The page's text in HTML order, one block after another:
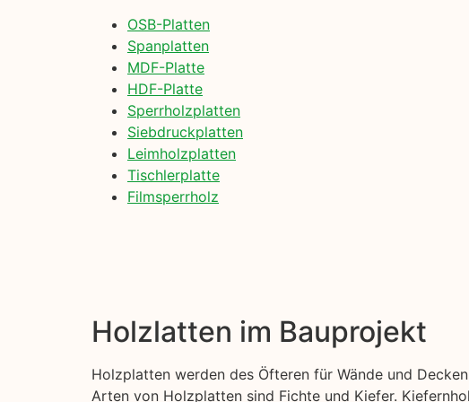
OSB-Platten
Spanplatten
MDF-Platte
HDF-Platte
Sperrholzplatten
Siebdruckplatten
Leimholzplatten
Tischlerplatte
Filmsperrholz
Holzlatten im Bauprojekt
Holzplatten werden des Öfteren für Wände und
Arten von Holzplatten sind Fichte und Kiefer.